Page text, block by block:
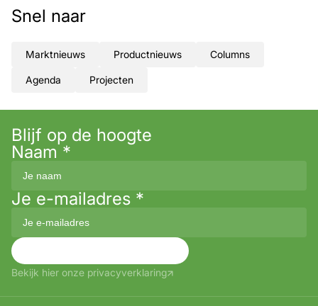
Snel naar
Marktnieuws Productnieuws Columns
Agenda Projecten
Blijf op de hoogte
Naam *
Je e-mailadres *
Bekijk hier onze privacyverklaring